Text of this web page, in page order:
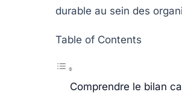
durable au sein des
Table of Contents
Comprendre le bilan